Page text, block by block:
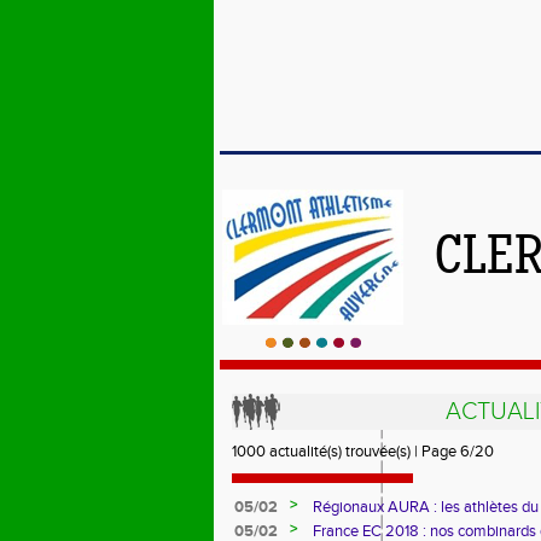
1000 actualité(s) trouvée(s) | Page 6/20
05/02 >
Régionaux AURA : les athlètes
05/02
>
France EC 2018 : nos